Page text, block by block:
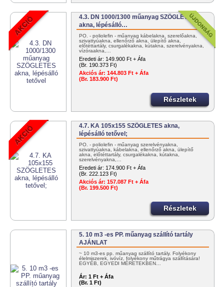
4.3. DN 1000/1300 műanyag SZÖGLETES
akna, lépésálló…
PO. - poliolefin - műanyag kábelakna, szerelőakna,
szivattyúakna, ellenőrző akna, ülepítő akna,
előtéttartály, csurgalékakna, kútakna, szerelvényakna,
vízóraakna,…
Eredeti ár: 149.900 Ft + Áfa
(Br. 190.373 Ft)
Akciós ár: 144.803 Ft + Áfa
(Br. 183.900 Ft)
Részletek
4.7. KA 105x155 SZÖGLETES akna,
lépésálló tetővel;
PO. - poliolefin - műanyag szerelvényakna,
szivattyúakna, kábelakna, ellenőrző akna, ülepítő
akna, előtéttartály, csurgalékakna, kútakna,
szerelvényakna,…
Eredeti ár: 174.900 Ft + Áfa
(Br. 222.123 Ft)
Akciós ár: 157.087 Ft + Áfa
(Br. 199.500 Ft)
Részletek
5. 10 m3 -es PP. műanyag szállító tartály
AJÁNLAT
~ 10 m3-es pp. műanyag szállító tartály. Folyékony
élelmiszerek, ivóvíz, folyékony műtrágya szállítására!
EGYÉB, EGYEDI MÉRETEKBEN…
Ár: 1 Ft + Áfa
(Br. 1 Ft)